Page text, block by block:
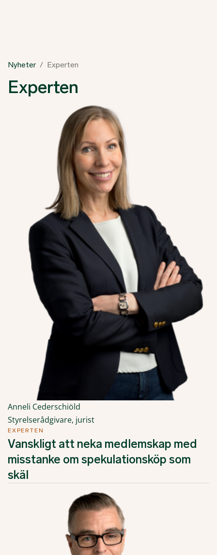
Nyheter Experten
Experten
Anneli Cederschiöld
Styrelserådgivare, jurist
EXPERTEN
Vanskligt att neka medlemskap med
misstanke om spekulationsköp som
skäl